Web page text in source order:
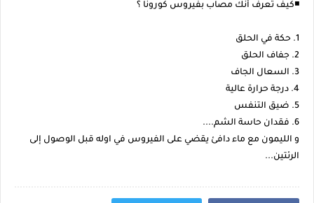
◾كيف تعرف أنك مصاب بفيروس كورونا ؟
1. حكة في الحلق
2. جفاف الحلق
3. السعال الجاف
4. درجة حرارة عالية
5. ضيق التنفس
6. فقدان حاسة الشم....
و الليمون مع ماء دافئ يقضي على الفيروس في اوله قبل الوصول إلى
الرئتين...